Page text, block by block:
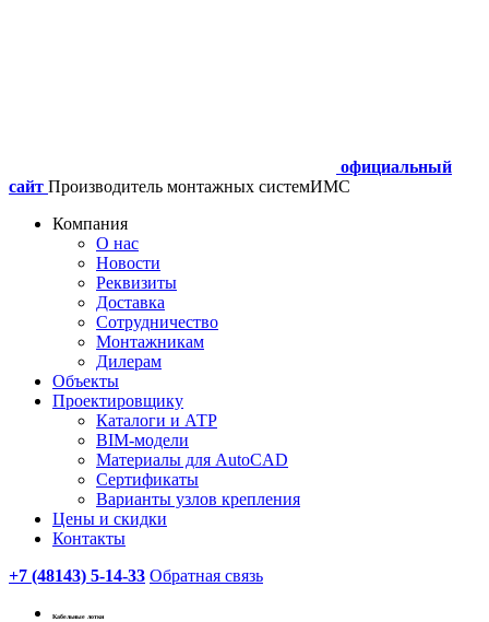
официальный
сайт Производитель монтажных системИМС
Компания
О нас
Новости
Реквизиты
Доставка
Сотрудничество
Монтажникам
Дилерам
Объекты
Проектировщику
Каталоги и АТР
BIM-модели
Материалы для AutoCAD
Сертификаты
Варианты узлов крепления
Цены и скидки
Контакты
+7 (48143) 5-14-33 Обратная связь
Кабельные лотки